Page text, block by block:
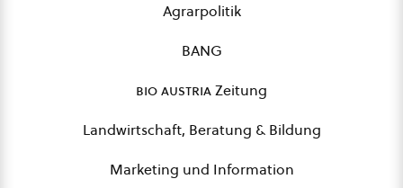
Agrarpolitik
BANG
bio austriaZeitung
Landwirtschaft, Beratung & Bildung
Marketing und Information